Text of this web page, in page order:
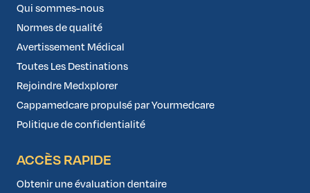
Qui sommes-nous
Normes de qualité
Avertissement Médical
Toutes Les Destinations
Rejoindre Medxplorer
Cappamedcare propulsé par Yourmedcare
Politique de confidentialité
ACCÈS RAPIDE
Obtenir une évaluation dentaire